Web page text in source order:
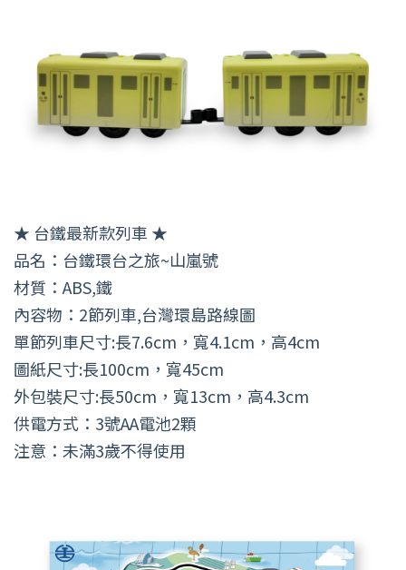
★ 台鐵最新款列車 ★
品名：台鐵環台之旅~山嵐號
材質：ABS,鐵
內容物：2節列車,台灣環島路線圖
單節列車尺寸:長7.6cm，寬4.1cm，高4cm
圖紙尺寸:長100cm，寬45cm
外包裝尺寸:長50cm，寬13cm，高4.3cm
供電方式：3號AA電池2顆
注意：未滿3歲不得使用